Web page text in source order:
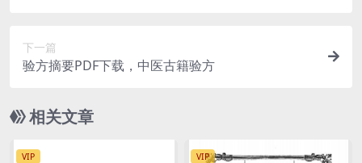
下一篇
验方摘要PDF下载，中医古籍验方
相关文章
VIP VIP